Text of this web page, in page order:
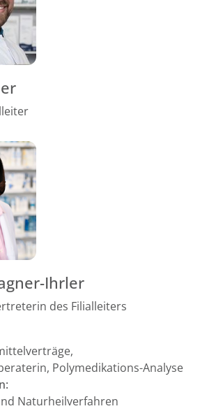
Ihrler
des Filialleiters
Polymedikations-Analyse
Naturheilverfahren